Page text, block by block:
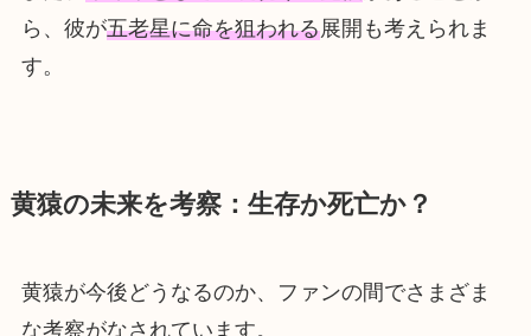
ら、彼が五老星に命を狙われる展開も考えられま
す。
黄猿の未来を考察：生存か死亡か？
黄猿が今後どうなるのか、ファンの間でさまざま
な考察がなされています。